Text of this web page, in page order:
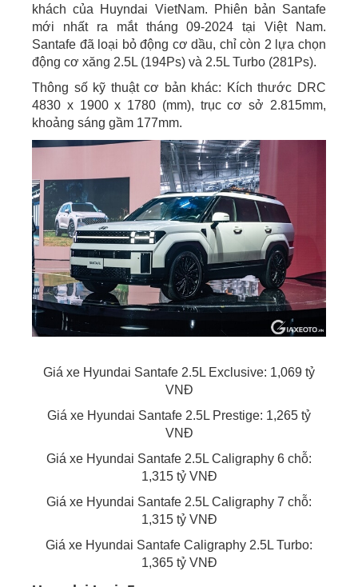
khách của Huyndai VietNam. Phiên bản Santafe
mới nhất ra mắt tháng 09-2024 tại Việt Nam.
Santafe đã loại bỏ động cơ dầu, chỉ còn 2 lựa chọn
động cơ xăng 2.5L (194Ps) và 2.5L Turbo (281Ps).
Thông số kỹ thuật cơ bản khác: Kích thước DRC
4830 x 1900 x 1780 (mm), trục cơ sở 2.815mm,
khoảng sáng gầm 177mm.
Giá xe Hyundai Santafe 2.5L Exclusive: 1,069 tỷ
VNĐ
Giá xe Hyundai Santafe 2.5L Prestige: 1,265 tỷ
VNĐ
Giá xe Hyundai Santafe 2.5L Caligraphy 6 chỗ:
1,315 tỷ VNĐ
Giá xe Hyundai Santafe 2.5L Caligraphy 7 chỗ:
1,315 tỷ VNĐ
Giá xe Hyundai Santafe Caligraphy 2.5L Turbo:
1,365 tỷ VNĐ